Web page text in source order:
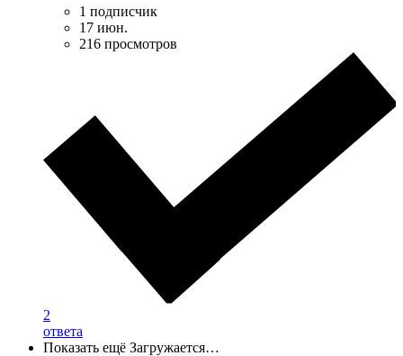
1 подписчик
17 июн.
216 просмотров
2
ответа
Показать ещё Загружается…